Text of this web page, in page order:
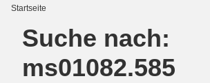
Startseite
Suche nach:
ms01082.585